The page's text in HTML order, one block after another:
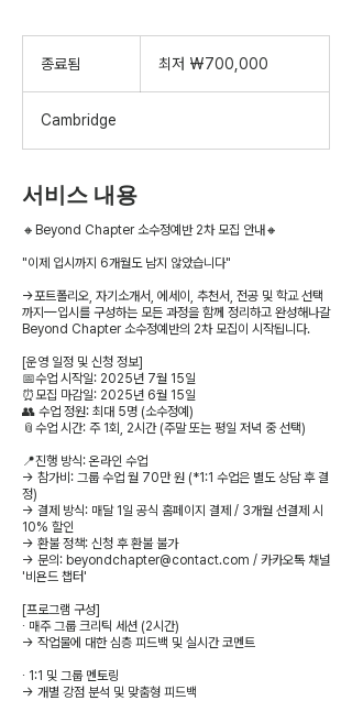
종료됨
700,000
원
최저 ₩700,000
Cambridge
서비스 내용
🔸Beyond Chapter 소수정예반 2차 모집 안내🔸
"이제 입시까지 6개월도 남지 않았습니다"
→포트폴리오, 자기소개서, 에세이, 추천서, 전공 및 학교 선택
까지—입시를 구성하는 모든 과정을 함께 정리하고 완성해나갈
Beyond Chapter 소수정예반의 2차 모집이 시작됩니다.
[운영 일정 및 신청 정보]
📅수업 시작일: 2025년 7월 15일
⏰모집 마감일: 2025년 6월 15일
👥 수업 정원: 최대 5명 (소수정예)
📎수업 시간: 주 1회, 2시간 (주말 또는 평일 저녁 중 선택)
📍진행 방식: 온라인 수업
→ 참가비: 그룹 수업 월 70만 원 (*1:1 수업은 별도 상담 후 결
정)
→ 결제 방식: 매달 1일 공식 홈페이지 결제 / 3개월 선결제 시
10% 할인
→ 환불 정책: 신청 후 환불 불가
→ 문의: beyondchapter@contact.com / 카카오톡 채널
'비욘드 챕터'
[프로그램 구성]
∙ 매주 그룹 크리틱 세션 (2시간)
→ 작업물에 대한 심층 피드백 및 실시간 코멘트
∙ 1:1 및 그룹 멘토링
→ 개별 강점 분석 및 맞춤형 피드백